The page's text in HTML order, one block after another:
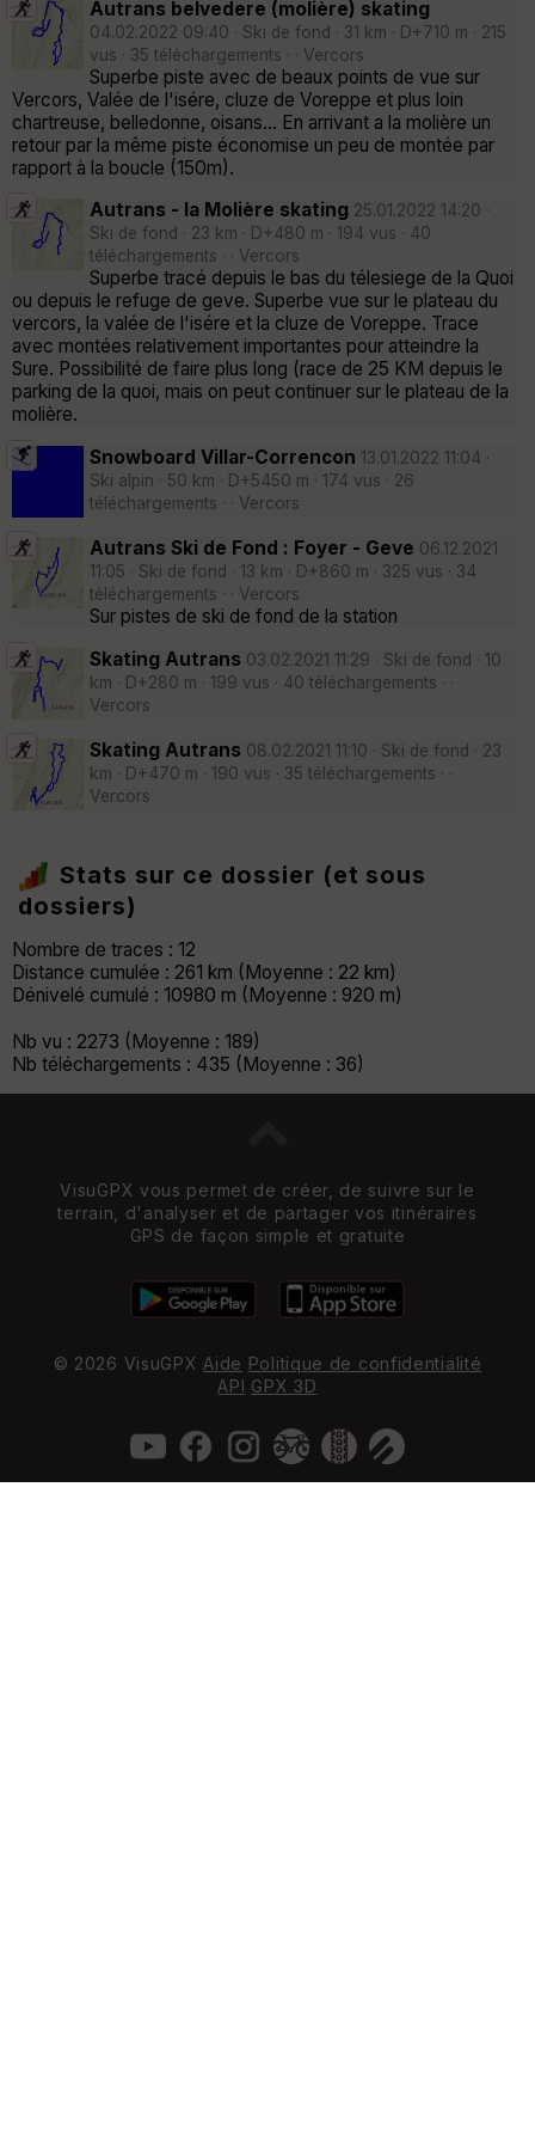
Autrans belvedere (molière) skating
04.02.2022 09:40 · Ski de fond · 31 km · D+710 m · 215
vus · 35 téléchargements · · Vercors
Superbe piste avec de beaux points de vue sur
Vercors, Valée de l'isére, cluze de Voreppe et plus loin
chartreuse, belledonne, oisans... En arrivant a la molière un
retour par la même piste économise un peu de montée par
rapport à la boucle (150m).
Autrans - la Molière skating 25.01.2022 14:20 ·
Ski de fond · 23 km · D+480 m · 194 vus · 40
téléchargements · · Vercors
Superbe tracé depuis le bas du télesiege de la Quoi
ou depuis le refuge de geve. Superbe vue sur le plateau du
vercors, la valée de l'isére et la cluze de Voreppe. Trace
avec montées relativement importantes pour atteindre la
Sure. Possibilité de faire plus long (race de 25 KM depuis le
parking de la quoi, mais on peut continuer sur le plateau de la
molière.
Snowboard Villar-Correncon 13.01.2022 11:04 ·
Ski alpin · 50 km · D+5450 m · 174 vus · 26
téléchargements · · Vercors
Autrans Ski de Fond : Foyer - Geve 06.12.2021
11:05 · Ski de fond · 13 km · D+860 m · 325 vus · 34
téléchargements · · Vercors
Sur pistes de ski de fond de la station
Skating Autrans 03.02.2021 11:29 · Ski de fond · 10
km · D+280 m · 199 vus · 40 téléchargements · ·
Vercors
Skating Autrans 08.02.2021 11:10 · Ski de fond · 23
km · D+470 m · 190 vus · 35 téléchargements · ·
Vercors
Stats sur ce dossier (et sous
dossiers)
Nombre de traces : 12
Distance cumulée : 261 km (Moyenne : 22 km)
Dénivelé cumulé : 10980 m (Moyenne : 920 m)
Nb vu : 2273 (Moyenne : 189)
Nb téléchargements : 435 (Moyenne : 36)
VisuGPX vous permet de créer, de suivre sur le
terrain, d'analyser et de partager vos itinéraires
GPS de façon simple et gratuite
© 2026 VisuGPX Aide Politique de confidentialité
API GPX 3D